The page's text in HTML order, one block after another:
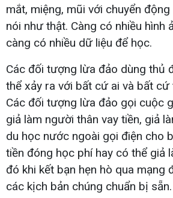
mắt, miệng, mũi với chuyển
nói như thật. Càng có nhiều hình
càng có nhiều dữ liệu để học.
Các đối tượng lừa đảo dùng thủ
thể xảy ra với bất cứ ai và bất cứ
Các đối tượng lừa đảo gọi cuộc
giả làm người thân vay tiền, giả
du học nước ngoài gọi điện cho
tiền đóng học phí hay có thể giả
đó khi kết bạn hẹn hò qua mạng
các kịch bản chúng chuẩn bị sẵn.